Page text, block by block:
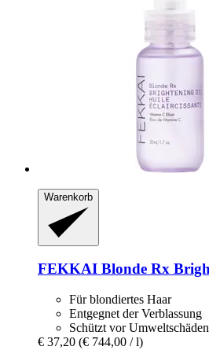
Warenkorb
FEKKAI Blonde Rx
Für blondiertes Haar
Entgegnet der Verblassung
Schützt vor Umweltschäden
€ 37,20 (€ 744,00 / l)